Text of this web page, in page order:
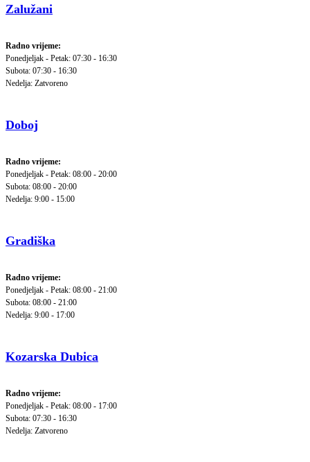
Zalužani
Radno vrijeme:
Ponedjeljak - Petak: 07:30 - 16:30
Subota: 07:30 - 16:30
Nedelja: Zatvoreno
Doboj
Radno vrijeme:
Ponedjeljak - Petak: 08:00 - 20:00
Subota: 08:00 - 20:00
Nedelja: 9:00 - 15:00
Gradiška
Radno vrijeme:
Ponedjeljak - Petak: 08:00 - 21:00
Subota: 08:00 - 21:00
Nedelja: 9:00 - 17:00
Kozarska Dubica
Radno vrijeme:
Ponedjeljak - Petak: 08:00 - 17:00
Subota: 07:30 - 16:30
Nedelja: Zatvoreno